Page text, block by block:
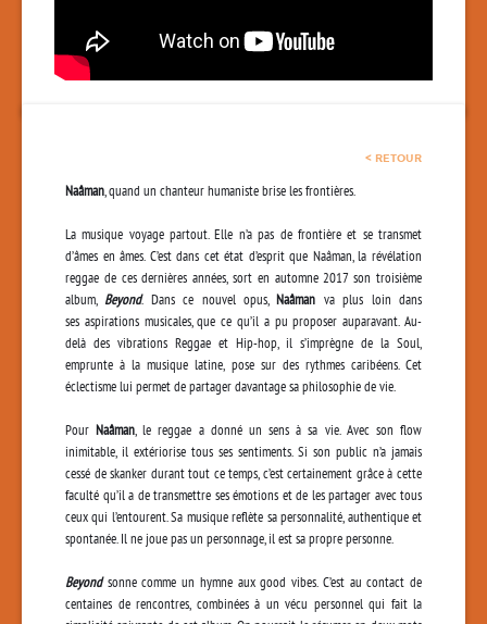
< RETOUR
Naâman, quand un chanteur humaniste brise les frontières.
La musique voyage partout. Elle n’a pas de frontière et se transmet
d’âmes en âmes. C’est dans cet état d’esprit que Naâman, la révélation
reggae de ces dernières années, sort en automne 2017 son troisième
album, Beyond. Dans ce nouvel opus,Naâman va plus loin dans
ses aspirations musicales, que ce qu’il a pu proposer auparavant. Au-
delà des vibrations Reggae et Hip-hop, il s’imprègne de la Soul,
emprunte à la musique latine, pose sur des rythmes caribéens. Cet
éclectisme lui permet de partager davantage sa philosophie de vie.
PourNaâman, le reggae a donné un sens à sa vie. Avec son flow
inimitable, il extériorise tous ses sentiments. Si son public n’a jamais
cessé de skanker durant tout ce temps, c’est certainement grâce à cette
faculté qu’il a de transmettre ses émotions et de les partager avec tous
ceux qui l’entourent. Sa musique reflète sa personnalité, authentique et
spontanée. Il ne joue pas un personnage, il est sa propre personne.
Beyondsonne comme un hymne aux good vibes. C’est au contact de
centaines de rencontres, combinées à un vécu personnel qui fait la